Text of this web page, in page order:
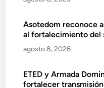
Asotedom reconoce
al fortalecimiento
agosto 8, 2026
ETED y Armada
fortalecer